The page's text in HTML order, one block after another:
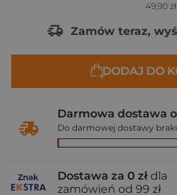
49,90 zł
Zamów teraz,
DODAJ DO
Darmowa dostawa
Do darmowej dostawy
Dostawa za 0 zł dla
zamówień od 99 zł